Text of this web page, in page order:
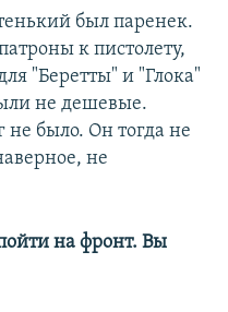
был паренек.
к пистолету,
"Беретты" и "Глока"
не дешевые.
было. Он тогда не
не
на фронт. Вы